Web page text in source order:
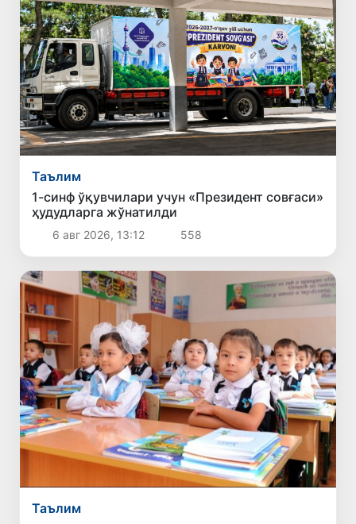
Таълим
1-синф ўқувчилари учун «Президент совғаси»
ҳудудларга жўнатилди
6 авг 2026, 13:12 558
Таълим